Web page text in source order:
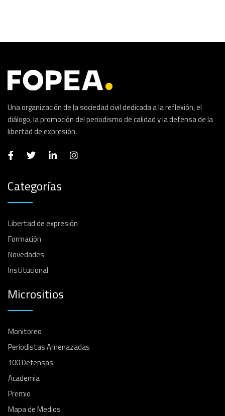
Una organización de la sociedad civil dedicada a la reflexión, el
diálogo, la promoción del periodismo de calidad y la defensa de la
libertad de expresión.
Categorías
Libertad de expresión
Formación
Novedades
Institucional
Micrositios
Monitoreo
Periodistas Amenazadas
100 Defensas
Academia
Premio
Mapa de Medios